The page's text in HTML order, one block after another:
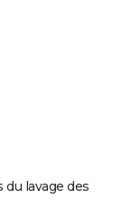
lavage des